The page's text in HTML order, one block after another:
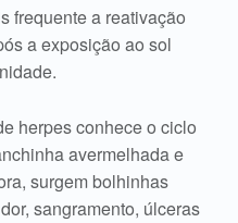
frequente a reativação
a exposição ao sol
herpes conhece o ciclo
avermelhada e
surgem bolhinhas
sangramento, úlceras